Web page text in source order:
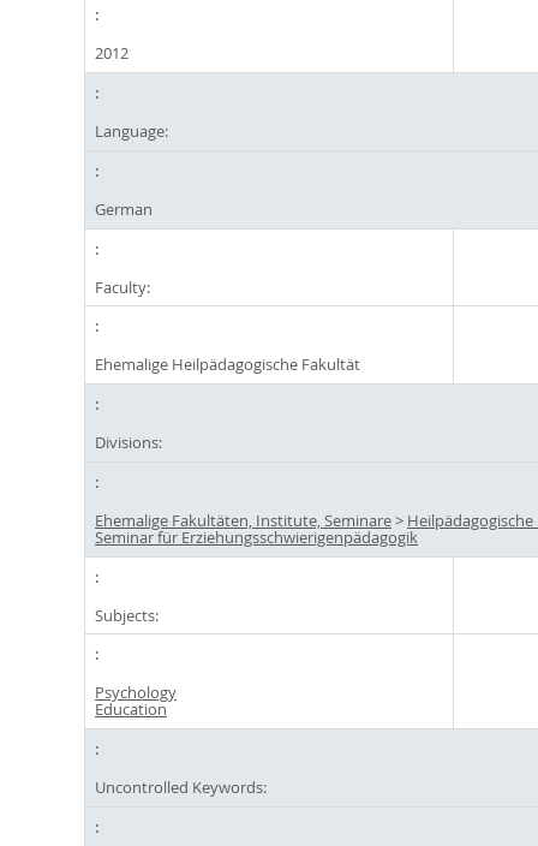
2012
Language:
German
Faculty:
Ehemalige Heilpädagogische Fakultät
Divisions:
Ehemalige Fakultäten, Institute, Seminare>
Seminar für Erziehungsschwierigenpädagogik
Subjects:
Psychology
Education
Uncontrolled Keywords: